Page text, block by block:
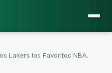
Lakers los Favoritos NBA.